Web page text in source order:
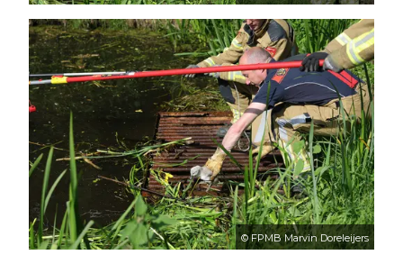
© FPMB Marvin Doreleijers